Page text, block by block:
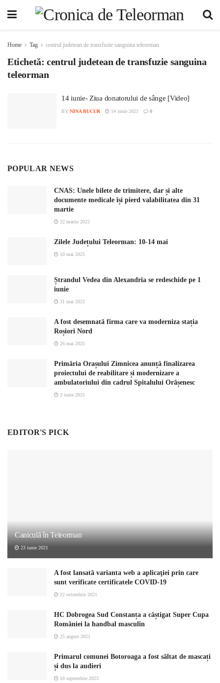
Home Tag centrul judetean de transfuzie sanguina teleorman
Etichetă: centrul judetean de transfuzie sanguina
teleorman
14 iunie- Ziua donatorului de sânge [Video]
BY NINA BUCUR 14 iunie 2021 0
POPULAR NEWS
CNAS: Unele bilete de trimitere, dar și alte
documente medicale își pierd valabilitatea din 31
martie
22 martie 2022
Zilele Județului Teleorman: 10-14 mai
10 mai 2025
Ștrandul Vedea din Alexandria se redeschide pe 1
iunie
31 mai 2022
A fost desemnată firma care va moderniza stația
Roșiori Nord
26 mai 2025
Primăria Orașului Zimnicea anunță finalizarea
proiectului de reabilitare și modernizare a
ambulatoriului din cadrul Spitalului Orășenesc
3 iunie 2025
EDITOR'S PICK
Caniculă în Teleorman
23 iunie 2021
A fost lansată varianta web a aplicaţiei prin care
sunt verificate certificatele COVID-19
22 octombrie 2021
HC Dobrogea Sud Constanța a câștigat Super Cupa
României la handbal masculin
25 august 2021
Primarul comunei Botoroaga a fost săltat de mascați
și dus la audieri
18 septembrie 2023